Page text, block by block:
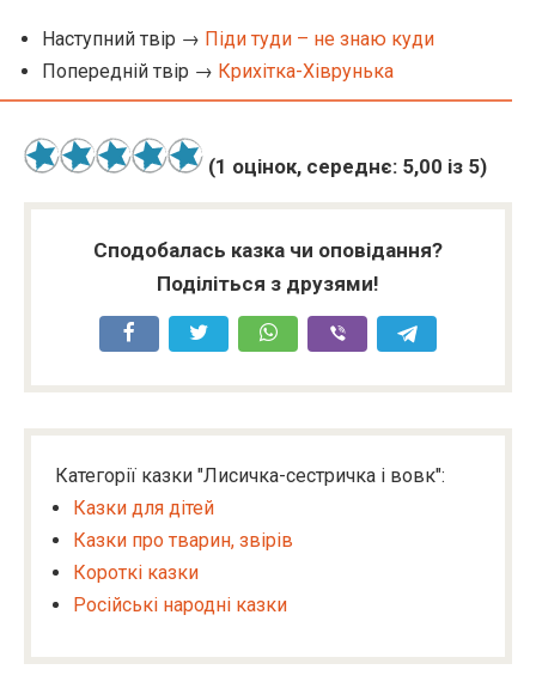
Наступний твір → Піди туди – не знаю куди
Попередній твір → Крихітка-Хіврунька
(1 оцінок, середнє: 5,00 із 5)
Сподобалась казка чи оповідання?
Поділіться з друзями!
Категорії казки "Лисичка-сестричка і вовк":
Казки для дітей
Казки про тварин, звірів
Короткі казки
Російські народні казки